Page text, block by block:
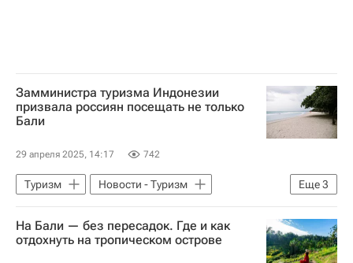
Замминистра туризма Индонезии
призвала россиян посещать не только
Бали
29 апреля 2025, 14:17 742
Еще3
Туризм
Новости - Туризм
Индонезия
Бали Джакарта
На Бали — без пересадок. Где и как
отдохнуть на тропическом острове